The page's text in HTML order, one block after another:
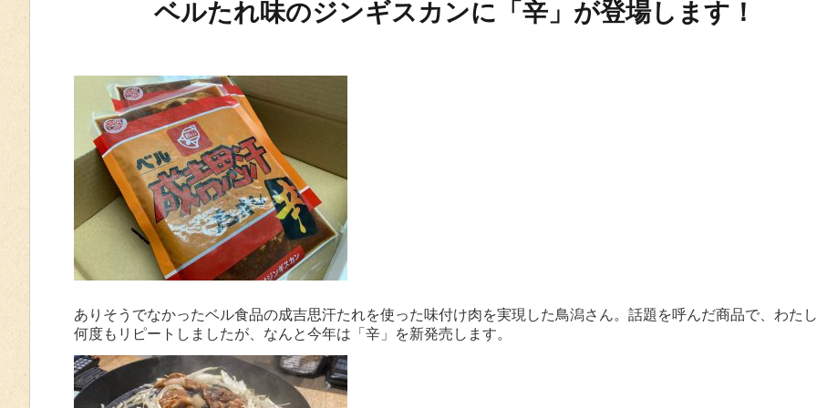
ベルたれ味のジンギスカンに「辛」が登場します！
ありそうでなかったベル食品の成吉思汗たれを使った味付け肉を実現した鳥潟さん。話題を呼んだ商品で、わた
何度もリピートしましたが、なんと今年は「辛」を新発売します。